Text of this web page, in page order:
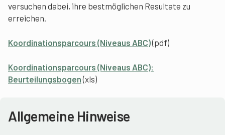
versuchen dabei, ihre bestmöglichen Resultate zu
erreichen.
Koordinationsparcours (Niveaus ABC)(pdf)
Koordinationsparcours (Niveaus ABC):
Beurteilungsbogen(xls)
Allgemeine Hinweise